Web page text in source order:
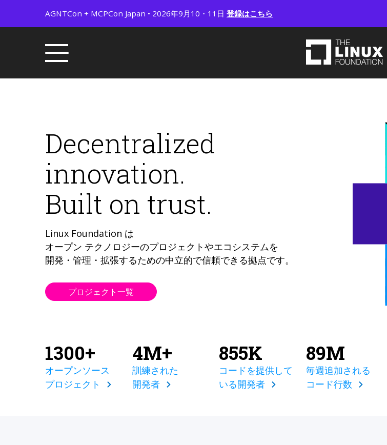
AGNTCon + MCPCon Japan • 2026年9月10・11日 登録はこちら
Decentralized
innovation.
Built on trust.
Linux Foundation は
オープン テクノロジーのプロジェクトやエコシステムを
開発・管理・拡張するための中立的で信頼できる拠点です。
プロジェクト一覧
1300+
オープンソース
プロジェクト
4M+
訓練された
開発者
855K
コードを提供して
いる開発者
89M
毎週追加される
コード行数